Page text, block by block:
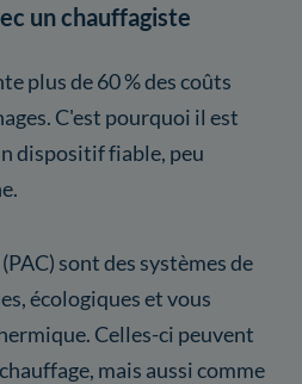
un chauffagiste
plus de 60 % des coûts
C'est pourquoi il est
dispositif fiable, peu
sont des systèmes de
écologiques et vous
Celles-ci peuvent
mais aussi comme